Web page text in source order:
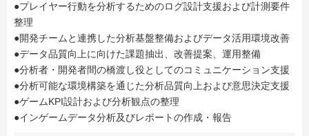
●プレイヤー行動を分析するためのログ設計支援および計測要件
整理
●開発チームと連携した分析基盤整備およびデータ活用環境改善
●データ品質向上に向けた課題抽出、改善提案、運用整備
●分析者・開発者間の橋渡し役としてのコミュニケーション支援
●分析可能な環境構築を通じた分析品質向上および意思決定支援
●ゲームKPI設計および分析観点の整理
●インゲームデータ分析及びレポートの作成・報告